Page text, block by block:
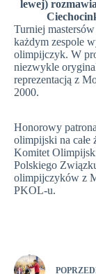
lewej)
Turniej
każdym zespole
olimpijczyk. W
niezwykle
reprezentacją z
2000.
Honorowy
olimpijski na
Komitet
Polskiego
olimpijczyków z
PKOL-u.